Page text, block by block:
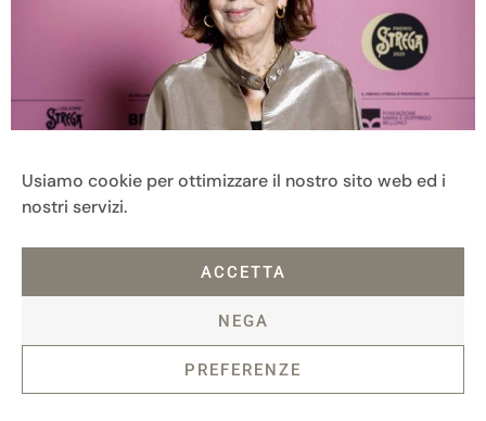
Usiamo cookie per ottimizzare il nostro sito web ed i
nostri servizi.
ACCETTA
NEGA
PREFERENZE